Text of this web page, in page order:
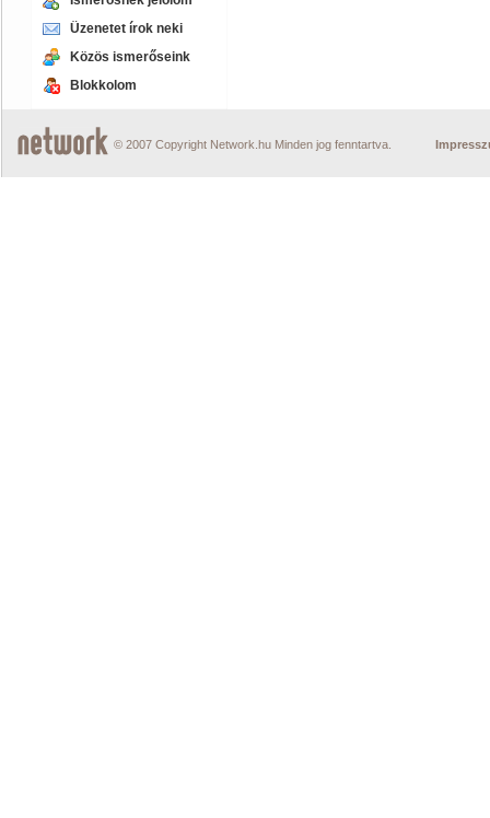
Üzenetet írok neki
Közös ismerőseink
Blokkolom
© 2007 Copyright Network.hu Minden jog fenntartva.